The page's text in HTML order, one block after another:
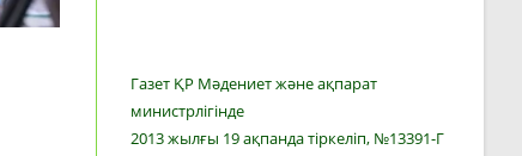
Газет ҚР Мәдениет және ақпарат
министрлігінде
2013 жылғы 19 ақпанда тіркеліп, №13391-Г